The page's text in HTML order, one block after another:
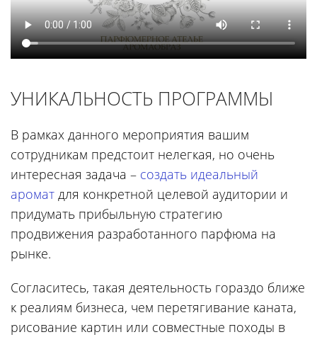
УНИКАЛЬНОСТЬ ПРОГРАММЫ
В рамках данного мероприятия вашим
сотрудникам предстоит нелегкая, но очень
интересная задача – создать идеальный
аромат для конкретной целевой аудитории и
придумать прибыльную стратегию
продвижения разработанного парфюма на
рынке.
Согласитесь, такая деятельность гораздо ближе
к реалиям бизнеса, чем перетягивание каната,
рисование картин или совместные походы в